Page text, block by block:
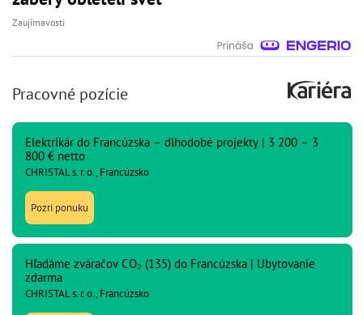
Zaujímavosti
Pracovné pozície
Elektrikár do Francúzska – dlhodobé projekty | 3 200 – 3
800 € netto
CHRISTAL s. r. o., Francúzsko
Pozri ponuku
Hľadáme zváračov CO₂ (135) do Francúzska | Ubytovanie
zdarma
CHRISTAL s. r. o., Francúzsko